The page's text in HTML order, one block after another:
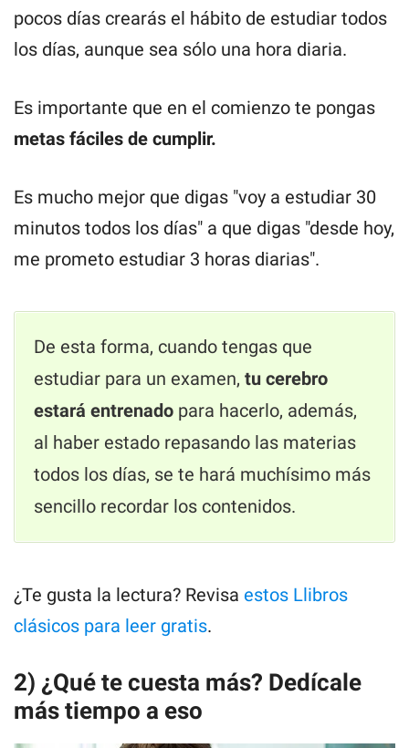
pocos días crearás el hábito de estudiar todos
los días, aunque sea sólo una hora diaria.
Es importante que en el comienzo te pongas
metas fáciles de cumplir.
Es mucho mejor que digas "voy a estudiar 30
minutos todos los días" a que digas "desde hoy,
me prometo estudiar 3 horas diarias".
De esta forma, cuando tengas que
estudiar para un examen, tu cerebro
estará entrenado para hacerlo, además,
al haber estado repasando las materias
todos los días, se te hará muchísimo más
sencillo recordar los contenidos.
¿Te gusta la lectura? Revisa estos Llibros
clásicos para leer gratis.
2) ¿Qué te cuesta más? Dedícale
más tiempo a eso